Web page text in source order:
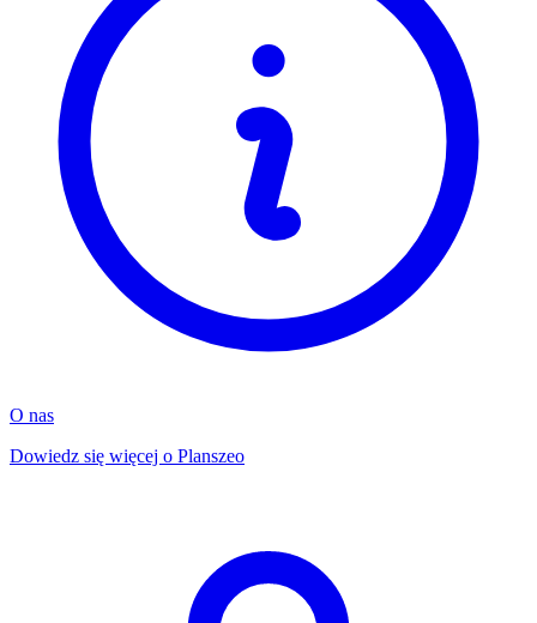
O nas
Dowiedz się więcej o Planszeo